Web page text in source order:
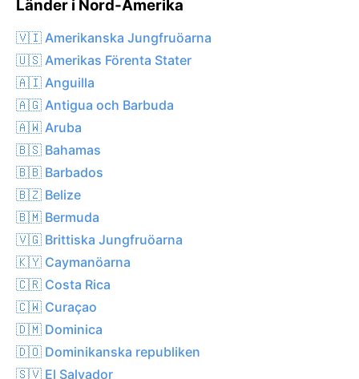
Länder i Nord-Amerika
🇻🇮 Amerikanska Jungfruöarna
🇺🇸 Amerikas Förenta Stater
🇦🇮 Anguilla
🇦🇬 Antigua och Barbuda
🇦🇼 Aruba
🇧🇸 Bahamas
🇧🇧 Barbados
🇧🇿 Belize
🇧🇲 Bermuda
🇻🇬 Brittiska Jungfruöarna
🇰🇾 Caymanöarna
🇨🇷 Costa Rica
🇨🇼 Curaçao
🇩🇲 Dominica
🇩🇴 Dominikanska republiken
🇸🇻 El Salvador